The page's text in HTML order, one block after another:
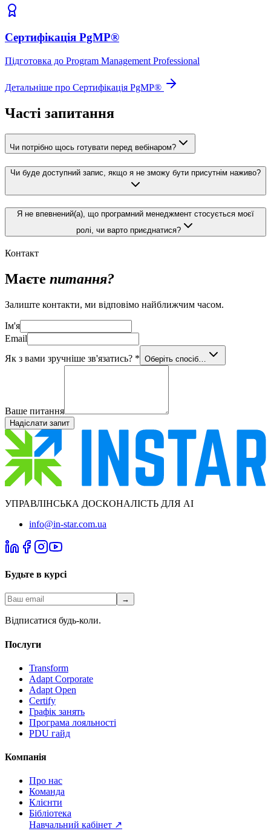
Сертифікація PgMP®
Підготовка до Program Management Professional
Детальніше про Сертифікація PgMP®
Часті запитання
Чи потрібно щось готувати перед вебінаром?
Чи буде доступний запис, якщо я не зможу бути присутнім наживо?
Я не впевнений(а), що програмний менеджмент стосується моєї
ролі, чи варто приєднатися?
Контакт
Маєте питання?
Залиште контакти, ми відповімо найближчим часом.
Ім'я
Email
Як з вами зручніше зв'язатись? * Оберіть спосіб…
Ваше питання
Надіслати запит
УПРАВЛІНСЬКА ДОСКОНАЛІСТЬ ДЛЯ AI
info@in-star.com.ua
Будьте в курсі
→
Відписатися будь-коли.
Послуги
Transform
Adapt Corporate
Adapt Open
Certify
Графік занять
Програма лояльності
PDU гайд
Компанія
Про нас
Команда
Клієнти
Бібліотека
Навчальний кабінет ↗